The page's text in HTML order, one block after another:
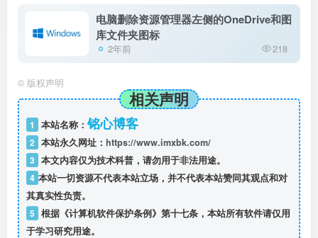
电脑删除资源管理器左侧的OneDrive和图
库文件夹图标
2年前 218
© 版权声明
相关声明
1 本站名称：铭心博客
2 本站永久网址： https://www.imxbk.com/
3 本文内容仅为技术科普，请勿用于非法用途。
4 本站一切资源不代表本站立场，并不代表本站赞同其观点和对
其真实性负责。
5 根据《计算机软件保护条例》第十七条，本站所有软件请仅用
于学习研究用途。